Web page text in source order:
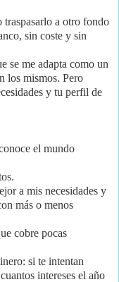
traspasarlo a otro fondo
sin coste y sin
se me adapta como un
los mismos. Pero
y tu perfil de
el mundo
a mis necesidades y
más o menos
cobre pocas
si te intentan
intereses el año